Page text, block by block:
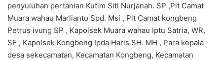
penyuluhan pertanian Kutim Siti Nurjanah. SP ,Plt Camat
Muara wahau Marlianto Spd. Msi , Plt Camat kongbeng
Petrus ivung SP , Kapolsek Muara wahau Iptu Satria, WR,
SE , Kapolsek Kongbeng Ipda Haris SH. MH , Para kepala
desa sekecamatan, Kecamatan Kongbeng, Kecamatan